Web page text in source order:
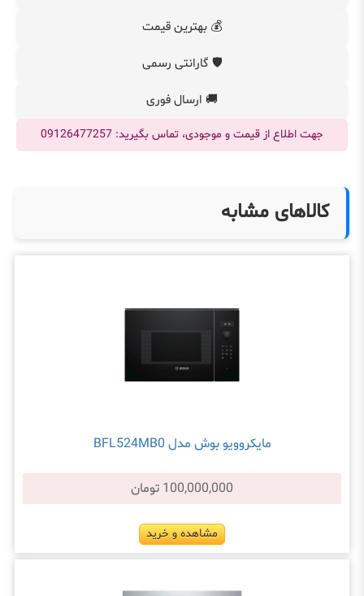
💰 بهترین قیمت
🛡️ گارانتی رسمی
🚚 ارسال فوری
جهت اطلاع از قیمت و موجودی، تماس بگیرید: 09126477257
کالاهای مشابه
مایکروویو بوش مدل BFL524MB0
100,000,000 تومان
مشاهده و خرید